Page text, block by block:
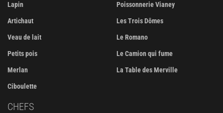
Lapin
Artichaut
Veau de lait
Petits pois
Merlan
Ciboulette
Poissonnerie Vianey
Les Trois Dômes
Le Romano
Le Camion qui fume
La Table des Merville
CHEFS